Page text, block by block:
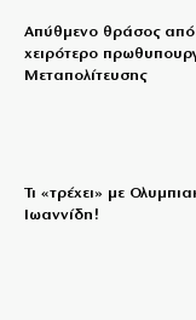
Απύθμενο θράσος από
χειρότερο
Μεταπολίτευσης
Τι «τρέχει» με
Ιωαννίδη!